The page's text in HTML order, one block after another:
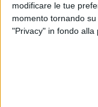
modificare le tue
momento tornando
"Privacy" in fondo alla
-motivazioneper